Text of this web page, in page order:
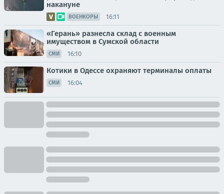
накануне
ВОЕНКОРЫ 16:11
«Герань» разнесла склад с военным
имуществом в Сумской области
СМИ 16:10
Котики в Одессе охраняют терминалы оплаты
СМИ 16:04